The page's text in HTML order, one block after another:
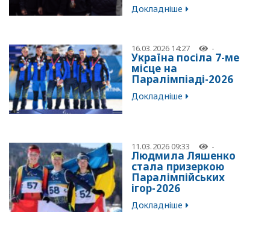
Докладніше
16.03.2026 14:27 -
Україна посіла 7-ме
місце на
Паралімпіаді-2026
Докладніше
11.03.2026 09:33 -
Людмила Ляшенко
стала призеркою
Паралімпійських
ігор-2026
Докладніше